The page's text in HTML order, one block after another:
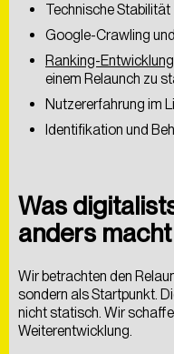
Technische Stabilität
Google-Crawling
Ranking-Entwicklung
einem Relaunch zu
Nutzererfahrung im
Identifikation und
Was
anders macht
Wir betrachten den
sondern als Startpunkt.
nicht statisch. Wir
Weiterentwicklung.